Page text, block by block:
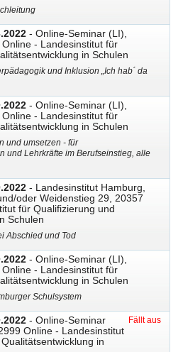
- Online-Seminar (LI),
- Landesinstitut für
in Schulen
und Inklusion „Ich hab´ da
- Online-Seminar (LI),
- Landesinstitut für
in Schulen
und umsetzen - für
und Lehrkräfte im Berufseinstieg, alle
- Landesinstitut Hamburg,
oder Weidenstieg 29, 20357
für Qualifizierung und
Schulen
Abschied und Tod
- Online-Seminar (LI),
- Landesinstitut für
in Schulen
Schulsystem
- Online-Seminar
Online - Landesinstitut
in
Fällt aus